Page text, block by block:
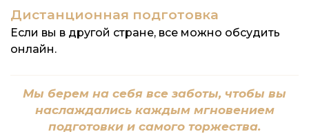
Дистанционная подготовка
Если вы в другой стране, все можно обсудить
онлайн.
Мы берем на себя все заботы, чтобы вы
наслаждались каждым мгновением
подготовки и самого торжества.